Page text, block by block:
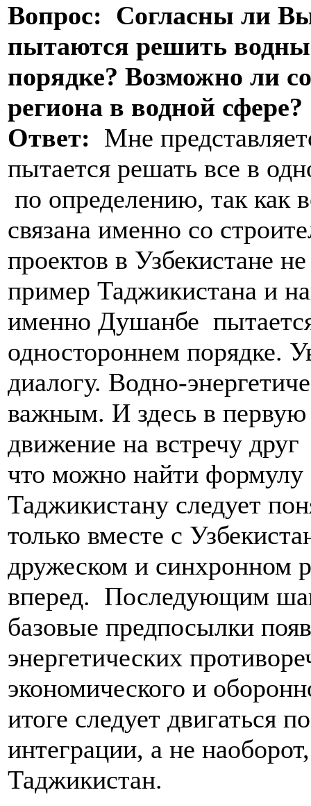
Вопрос: Согласны ли
пытаются решить
порядке? Возможно ли
региона в водной сфере?
Ответ: Мне
пытается решать все в
по определению, так как
связана именно со
проектов в Узбекистане
пример Таджикистана и
именно Душанбе
одностороннем порядке.
диалогу. Водно-
важным. И здесь в первую
движение на встречу
что можно найти формулу
Таджикистану следует
только вместе с
дружеском и синхронном
вперед. Последующим
базовые предпосылки
энергетических
экономического и
итоге следует двигаться
интеграции, а не
Таджикистан.